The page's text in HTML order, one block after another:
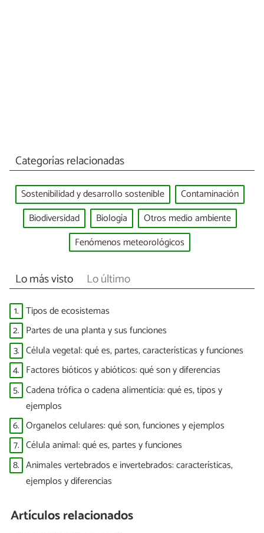
Categorías relacionadas
Sostenibilidad y desarrollo sostenible
Contaminación
Biodiversidad
Biología
Otros medio ambiente
Fenómenos meteorológicos
Lo más visto Lo último
1. Tipos de ecosistemas
2. Partes de una planta y sus funciones
3. Célula vegetal: qué es, partes, características y funciones
4. Factores bióticos y abióticos: qué son y diferencias
5. Cadena trófica o cadena alimenticia: qué es, tipos y
ejemplos
6. Organelos celulares: qué son, funciones y ejemplos
7. Célula animal: qué es, partes y funciones
8. Animales vertebrados e invertebrados: características,
ejemplos y diferencias
Artículos relacionados